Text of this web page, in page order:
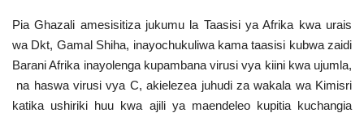
Pia Ghazali amesisitiza jukumu la Taasisi ya Afrika kwa urais
wa Dkt, Gamal Shiha, inayochukuliwa kama taasisi kubwa zaidi
Barani Afrika inayolenga kupambana virusi vya kiini kwa ujumla,
na haswa virusi vya C, akielezea juhudi za wakala wa Kimisri
katika ushiriki huu kwa ajili ya maendeleo kupitia kuchangia